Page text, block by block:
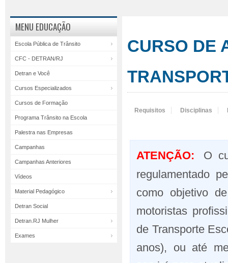
MENU EDUCAÇÃO
Escola Pública de Trânsito
CFC - DETRAN/RJ
Detran e Você
Cursos Especializados
Cursos de Formação
Programa Trânsito na Escola
Palestra nas Empresas
Campanhas
Campanhas Anteriores
Vídeos
Material Pedagógico
Detran Social
Detran.RJ Mulher
Exames
CURSO DE
Requisitos Disciplinas
ATENÇÃO:
O
regulamentado
como objetivo
motoristas
de Transporte
anos), ou até